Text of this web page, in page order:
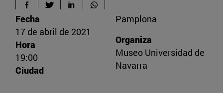
Fecha
17 de abril de 2021
Hora
19:00
Ciudad
Pamplona
Organiza
Museo Universidad de
Navarra